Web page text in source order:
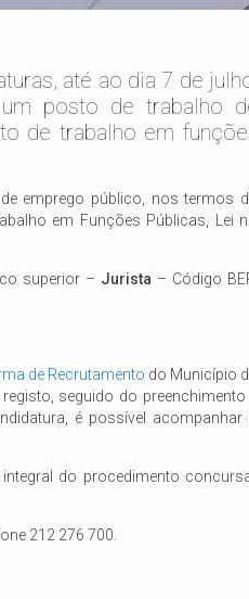
até ao dia 7 de
posto de trabalho
de trabalho em
emprego público, nos termos
em Funções Públicas, Lei
superior – Jurista – Código
de Recrutamento do Município
seguido do preenchimento
é possível acompanhar
do procedimento
212 276 700.